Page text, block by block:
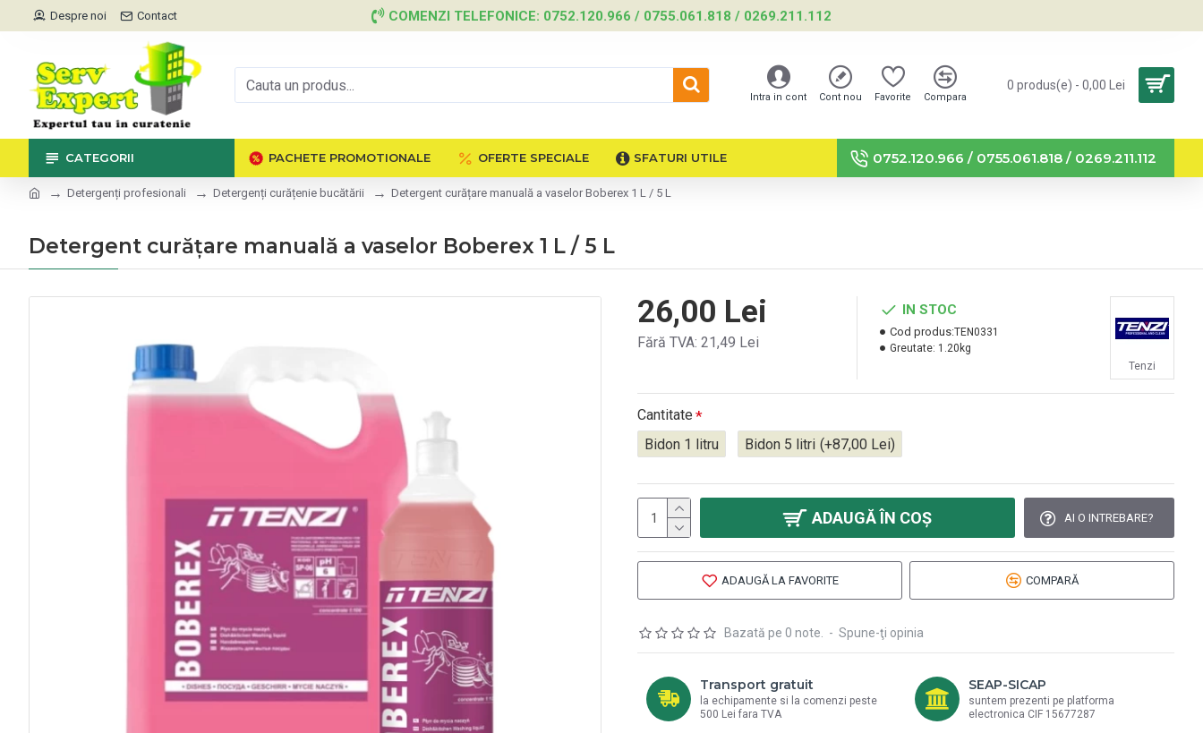
Despre noi Contact COMENZI TELEFONICE: 0752.120.966 / 0755.061.818 / 0269.211.112
Intra in cont Cont nou Favorite Compara
0 produs(e) - 0,00 Lei
CATEGORII PACHETE PROMOTIONALE OFERTE SPECIALE SFATURI UTILE 0752.120.966 / 0755.061.818 / 0269.211.112
Detergenți profesionali Detergenți curățenie bucătării Detergent curățare manuală a vaselor Boberex 1 L / 5 L
Detergent curățare manuală a vaselor Boberex 1 L / 5 L
Bazată pe 0 note. - Spune-ţi opinia
26,00 Lei
Fără TVA: 21,49 Lei
IN STOC
Cod produs:TEN0331
Greutate: 1.20kg
Tenzi
Cantitate
Bidon 1 litru
Bidon 5 litri (+87,00 Lei)
ADAUGĂ ÎN COŞ AI O INTREBARE?
ADAUGĂ LA FAVORITE COMPARĂ
Transport gratuit
la echipamente si la comenzi peste
500 Lei fara TVA
SEAP-SICAP
suntem prezenti pe platforma
electronica CIF 15677287